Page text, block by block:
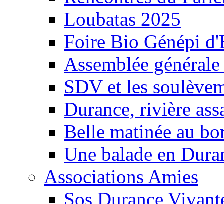
Loubatas 2025
Foire Bio Génépi
Assemblée
SDV et les
Durance, rivière
Belle matinée au
Une balade en
Associations Amies
Sos Durance